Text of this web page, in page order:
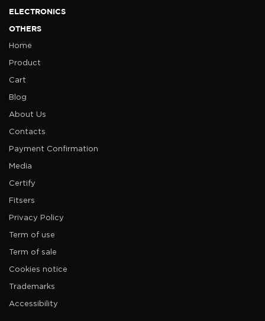
ELECTRONICS
OTHERS
Home
Product
Cart
Blog
About Us
Contacts
Payment Confirmation
Media
Certify
Fitsers
Privacy Policy
Term of use
Term of sale
Cookies notice
Trademarks
Accessibility